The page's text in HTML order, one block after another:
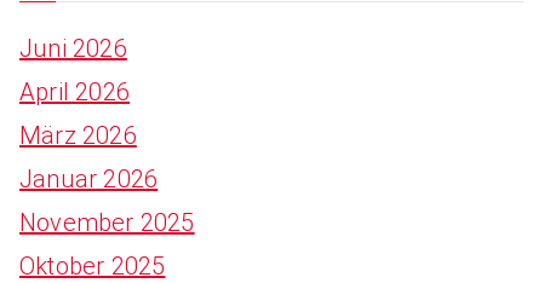
Juni 2026
April 2026
März 2026
Januar 2026
November 2025
Oktober 2025